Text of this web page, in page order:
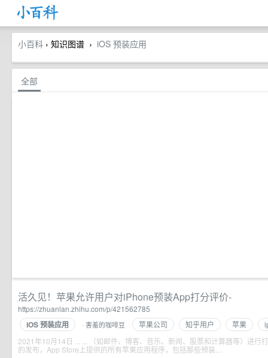
小百科 › 知识图谱 › iOS 预装应用
全部
活久见！苹果允许用户对iPhone预装App打分评价-
https://zhuanlan.zhihu.com/p/421562785
iOS 预装应用 · 害羞的咖啡豆 · 苹果公司 知乎用户 苹果
2021年10月14日 ... ... （如邮件、博客、音乐、新闻、股票和计算器等）进行
的发布，App Store上提供的所有苹果应用程序，包括那些预装…